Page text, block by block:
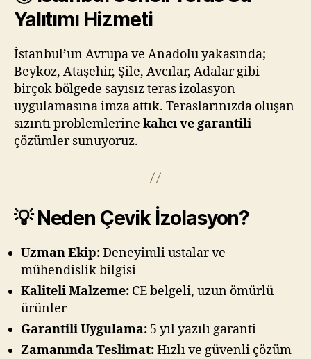
Yalıtımı Hizmeti
İstanbul’un Avrupa ve Anadolu yakasında;
Beykoz, Ataşehir, Şile, Avcılar, Adalar gibi
birçok bölgede sayısız teras izolasyon
uygulamasına imza attık. Teraslarınızda oluşan
sızıntı problemlerine kalıcı ve garantili
çözümler sunuyoruz.
💡 Neden Çevik İzolasyon?
Uzman Ekip:Deneyimli ustalar ve
mühendislik bilgisi
Kaliteli Malzeme: CE belgeli, uzun ömürlü
ürünler
Garantili Uygulama: 5 yıl yazılı garanti
Zamanında Teslimat:Hızlı ve güvenli çözüm